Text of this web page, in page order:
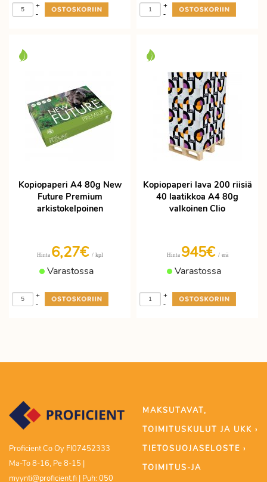
-
+
-
+
Kopiopaperi A4 80g New
Future Premium
arkistokelpoinen
Hinta 6,27€ / kpl
Varastossa
-
+
Kopiopaperi lava 200 riisiä
40 laatikkoa A4 80g
valkoinen Clio
Hinta 945€ / erä
Varastossa
-
+
Proficient Co Oy FI07452333
Ma-To 8-16, Pe 8-15 |
myynti@proficient.fi | Puh: 050
MAKSUTAVAT,
TOIMITUSKULUT JA UKK ›
TIETOSUOJASELOSTE ›
TOIMITUS-JA